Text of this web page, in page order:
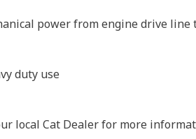
power from engine drive
duty use
local Cat Dealer for more